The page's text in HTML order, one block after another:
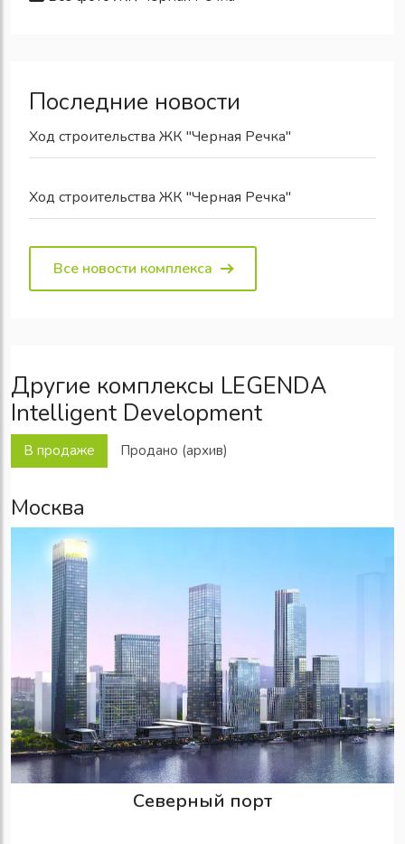
Последние новости
Ход строительства ЖК "Черная Речка"
Ход строительства ЖК "Черная Речка"
Все новости комплекса
Другие комплексы LEGENDA
Intelligent Development
В продаже Продано (архив)
Москва
Северный порт